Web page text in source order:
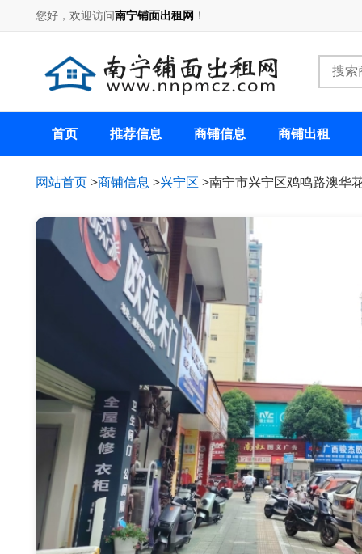
您好，欢迎访问南宁铺面出租网 ！
首页 推荐信息 商铺信息 商铺出租
网站首页>商铺信息 >兴宁区 >南宁市兴宁区鸡鸣路澳华